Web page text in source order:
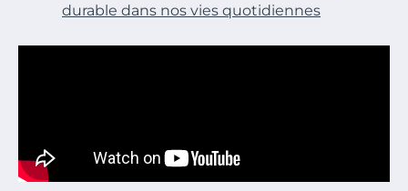
durable dans nos vies quotidiennes